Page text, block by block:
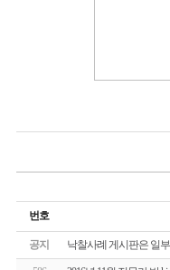
번호
공지 낙찰사례 게시판은 일